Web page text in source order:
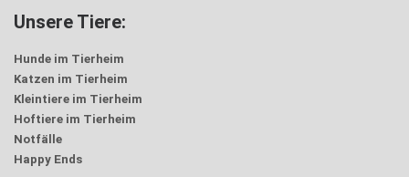
Unsere Tiere:
Hunde im Tierheim
Katzen im Tierheim
Kleintiere im Tierheim
Hoftiere im Tierheim
Notfälle
Happy Ends